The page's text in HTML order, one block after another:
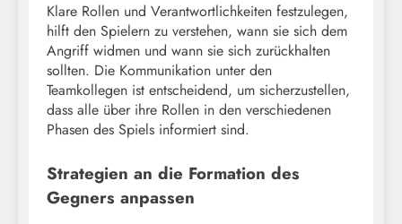
Klare Rollen und Verantwortlichkeiten festzulegen,
hilft den Spielern zu verstehen, wann sie sich dem
Angriff widmen und wann sie sich zurückhalten
sollten. Die Kommunikation unter den
Teamkollegen ist entscheidend, um sicherzustellen,
dass alle über ihre Rollen in den verschiedenen
Phasen des Spiels informiert sind.
Strategien an die Formation des
Gegners anpassen